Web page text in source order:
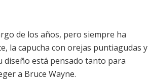
de los años, pero siempre ha
la capucha con orejas puntiagudas y
diseño está pensado tanto para
a Bruce Wayne.